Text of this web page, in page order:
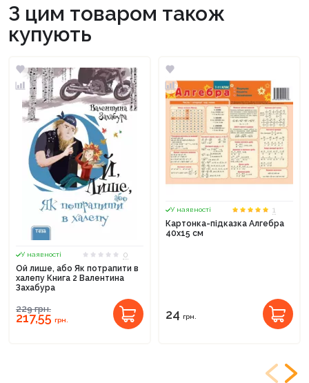
З цим товаром також
купують
У наявності
0
Ой лише, або Як потрапити в
халепу Книга 2 Валентина
Захабура
229грн.
217,55 грн.
У наявності
1
Картонка-підказка Алгебра
40х15 см
24 грн.